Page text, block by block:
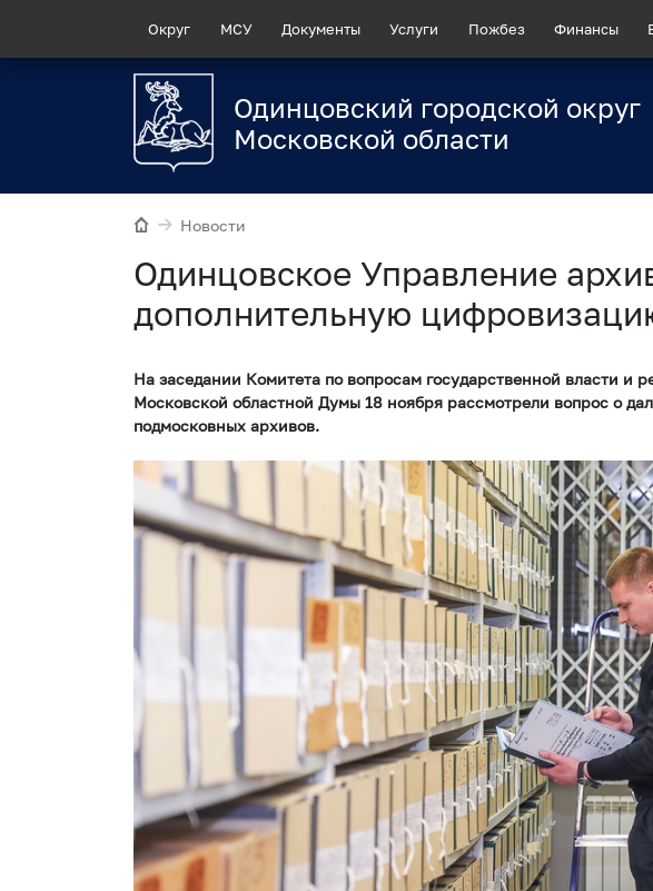
Округ МСУ Документы Услуги Пожбез Финансы
Одинцовский городской округ
Московской области
Новости
Одинцовское Управление
дополнительную
На заседании Комитета по вопросам государственной власти и
Московской областной Думы 18 ноября рассмотрели вопрос о
подмосковных архивов.